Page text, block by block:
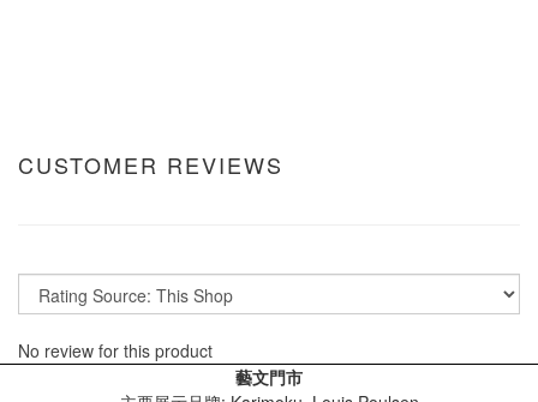
CUSTOMER REVIEWS
No review for this product
藝文門市